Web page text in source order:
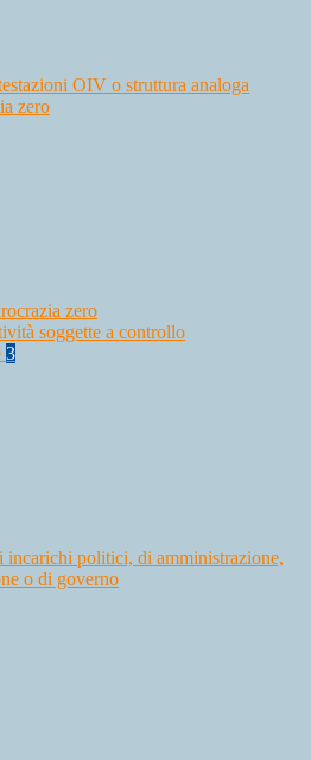
OIV o struttura analoga
zero
zero
soggette a controllo
3
incarichi politici, di amministrazione,
o di governo